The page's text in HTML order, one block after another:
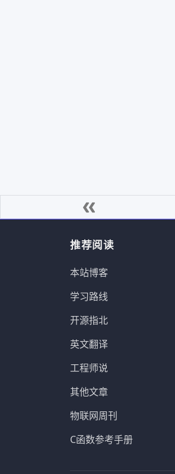
推荐阅读
本站博客
学习路线
开源指北
英文翻译
工程师说
其他文章
物联网周刊
C函数参考手册